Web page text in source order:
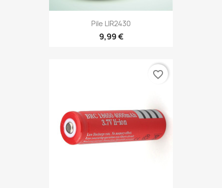
Pile LIR2430
9,99 €
favorite_border